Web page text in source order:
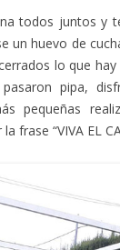
todos juntos y
un huevo de
lo que
pipa,
pequeñas
“VIVA EL